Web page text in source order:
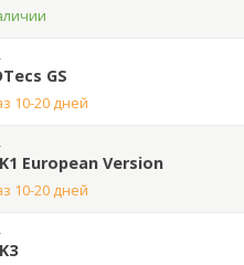
GS
10-20 дней
European Version
10-20 дней